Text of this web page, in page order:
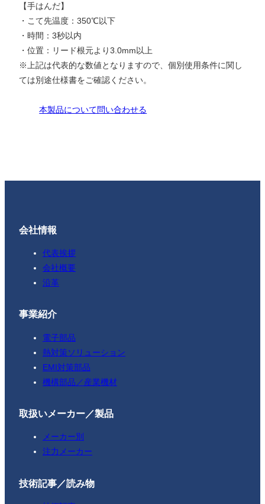
【手はんだ】
・こて先温度：350℃以下
・時間：3秒以内
・位置：リード根元より3.0mm以上
※上記は代表的な数値となりますので、個別使用条件に関し
ては別途仕様書をご確認ください。
本製品について問い合わせる
会社情報
代表挨拶
会社概要
沿革
事業紹介
電子部品
熱対策ソリューション
EMI対策部品
機構部品／産業機材
取扱いメーカー／製品
メーカー別
注力メーカー
技術記事／読み物